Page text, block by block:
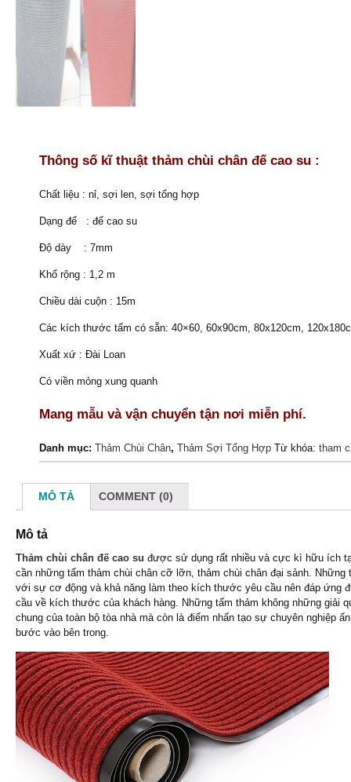
Thông số kĩ thuật thảm chùi chân đế cao su :
Chất liệu : nỉ, sợi len, sợi tổng hợp
Dạng đế : đế cao su
Độ dày : 7mm
Khổ rộng : 1,2 m
Chiều dài cuộn : 15m
Các kích thước tấm có sẵn: 40×60, 60x90cm, 80x120cm,
Xuất xứ : Đài Loan
Có viền mỏng xung quanh
Mang mẫu và vận chuyển tận nơi miễn phí.
Danh mục: Thảm Chùi Chân, Thảm Sợi Tổng Hợp Từ khóa: tham
MÔ TẢ COMMENT (0)
Mô tả
Thảm chùi chân đế cao su được sử dụng rất nhiều và cực kì hữu ích
cần những tấm thảm chùi chân cỡ lỡn, thảm chùi chân đại sảnh. Những
với sự cơ động và khả năng làm theo kích thước yêu cầu nên đáp ứng
cầu về kích thước của khách hàng. Những tấm thảm không những giải
chung của toàn bộ tòa nhà mà còn là điểm nhấn tạo sự chuyên nghiệp
bước vào bên trong.